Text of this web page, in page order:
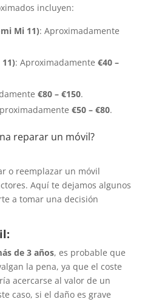
incluyen:
Mi 11): Aproximadamente
: Aproximadamente €40 –
€80 – €150.
€50 – €80.
reparar un móvil?
o reemplazar un móvil
Aquí te dejamos algunos
a tomar una decisión
de 3 años, es probable que
la pena, ya que el coste
acercarse al valor de un
caso, si el daño es grave